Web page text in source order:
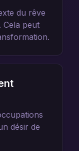
du rêve
Cela peut
désir de